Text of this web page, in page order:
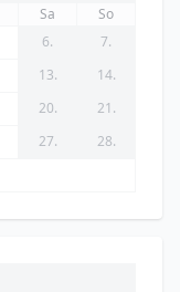
Sa
So
6.
7.
13.
14.
20.
21.
27.
28.